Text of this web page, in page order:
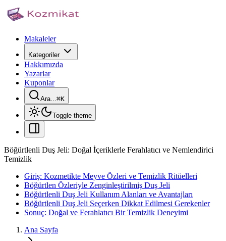
Makaleler
Kategoriler
Hakkımızda
Yazarlar
Kuponlar
Ara...⌘K
Toggle theme
Böğürtlenli Duş Jeli: Doğal İçeriklerle Ferahlatıcı ve Nemlendirici
Temizlik
Giriş: Kozmetikte Meyve Özleri ve Temizlik Ritüelleri
Böğürtlen Özleriyle Zenginleştirilmiş Duş Jeli
Böğürtlenli Duş Jeli Kullanım Alanları ve Avantajları
Böğürtlenli Duş Jeli Seçerken Dikkat Edilmesi Gerekenler
Sonuç: Doğal ve Ferahlatıcı Bir Temizlik Deneyimi
Ana Sayfa